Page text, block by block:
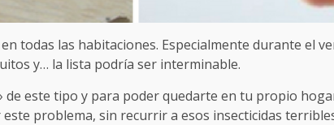
en todas las habitaciones. Especialmente durante el
y… la lista podría ser interminable.
de este tipo y para poder quedarte en tu propio
problema, sin recurrir a esos insecticidas